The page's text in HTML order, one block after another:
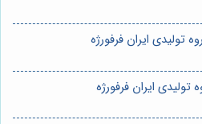
تولیدی ایران فرفورژه
تولیدی ایران فرفورژه